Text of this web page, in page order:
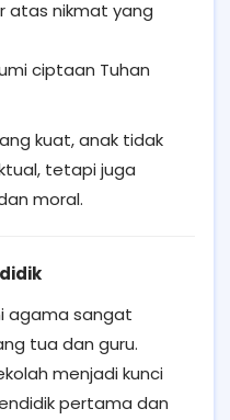
atas nikmat yang
ciptaan Tuhan
kuat, anak tidak
tetapi juga
moral.
agama sangat
tua dan guru.
menjadi kunci
pertama dan